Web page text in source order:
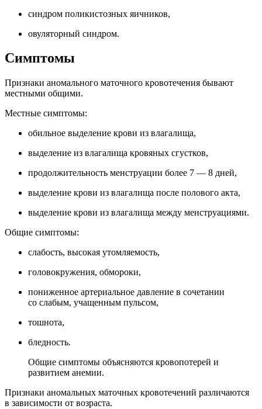
синдром поликистозных яичников,
овуляторный синдром.
Симптомы
Признаки аномального маточного кровотечения бывают
местными общими.
Местные симптомы:
обильное выделение крови из влагалища,
выделение из влагалища кровяных сгустков,
продолжительность менструации более 7 — 8 дней,
выделение крови из влагалища после полового акта,
выделение крови из влагалища между менструациями.
Общие симптомы:
слабость, высокая утомляемость,
головокружения, обмороки,
пониженное артериальное давление в сочетании
со слабым, учащенным пульсом,
тошнота,
бледность.
Общие симптомы объясняются кровопотерей и
развитием анемии.
Признаки аномальных маточных кровотечений различаются
в зависимости от возраста.